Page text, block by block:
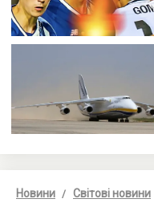
Новини Світові новини